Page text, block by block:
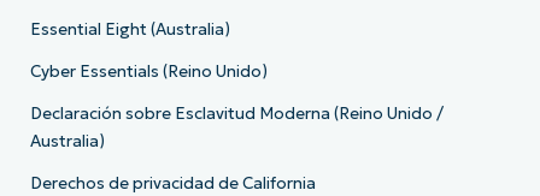
Essential Eight (Australia)
Cyber Essentials (Reino Unido)
Declaración sobre Esclavitud Moderna (Reino Unido /
Australia)
Derechos de privacidad de California